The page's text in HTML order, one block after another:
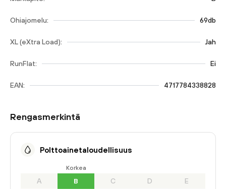
Ohiajomelu: 69db
XL (eXtra Load): Jah
RunFlat: Ei
EAN: 4717784338828
Rengasmerkintä
Polttoainetaloudellisuus
A
Korkea
B C D E